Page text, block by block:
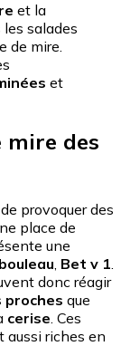
et la
salades
de mire.
et
mire des
provoquer des
place de
une
bouleau Bet v 1
donc réagir
proches que
cerise . Ces
aussi riches en